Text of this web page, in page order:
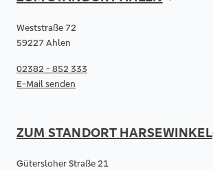
Weststraße 72
59227 Ahlen
02382 - 852 333
E-Mail senden
ZUM STANDORT HARSEWINKEL
Gütersloher Straße 21